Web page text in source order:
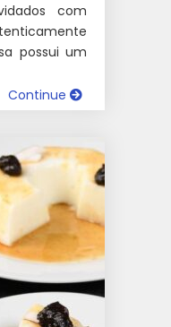
com
possui um
Continue